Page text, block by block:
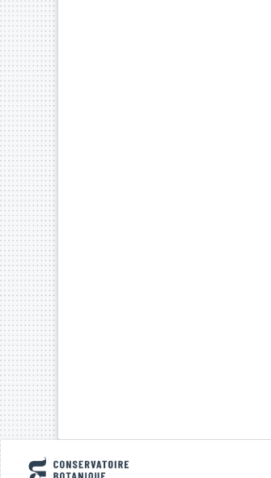
Conservatoire botanique national de Brest